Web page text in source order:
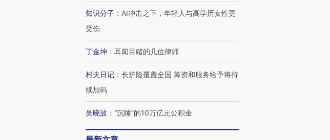
知识分子 ： AI冲击之下，年轻人与高学历女性更
受伤
丁金坤 ： 耳闻目睹的几位律师
村夫日记 ： 长护险覆盖全国 筹资和服务给予将持
续加码
吴晓波 ： “沉睡”的10万亿元公积金